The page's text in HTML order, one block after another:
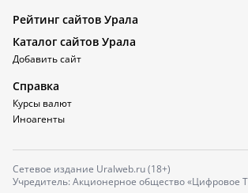
Рейтинг сайтов Урала
Каталог сайтов Урала
Добавить сайт
Справка
Курсы валют
Иноагенты
Сетевое издание Uralweb.ru (18+)
Учредитель: Акционерное общество «Цифровое